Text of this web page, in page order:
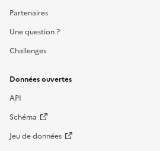
Partenaires
Une question ?
Challenges
Données ouvertes
API
Schéma
Jeu de données